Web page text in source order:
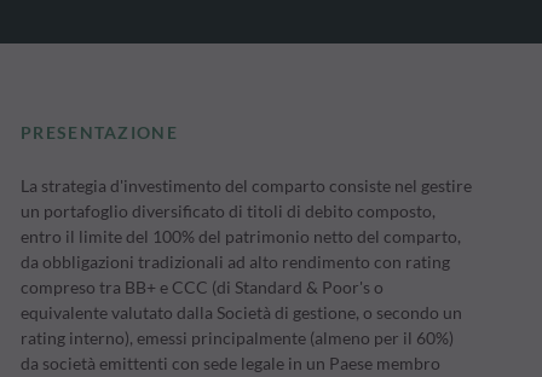
PRESENTAZIONE
La strategia d'investimento del comparto consiste nel gestire
un portafoglio diversificato di titoli di debito composto,
entro il limite del 100% del patrimonio netto del comparto,
da obbligazioni tradizionali ad alto rendimento con rating
compreso tra BB+ e CCC (di Standard & Poor's o
equivalente valutato dalla Società di gestione, o secondo un
rating interno), emessi principalmente (almeno per il 60%)
da società emittenti con sede legale in un Paese membro